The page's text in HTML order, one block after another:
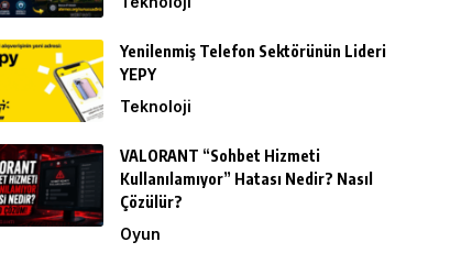
Yenilenmiş Telefon Sektörünün Lideri
YEPY
Teknoloji
VALORANT “Sohbet Hizmeti
Kullanılamıyor” Hatası Nedir? Nasıl
Çözülür?
Oyun